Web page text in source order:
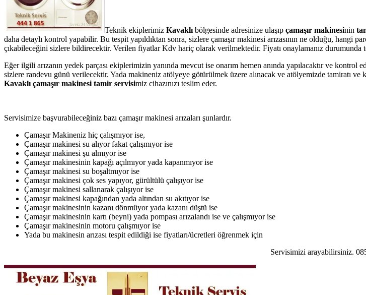
Teknik ekiplerimiz Kavaklı bölgesinde adresinize ulaşıp çamaşır makinesinin
daha detaylı kontrol yapabilir. Bu tespit yapıldıktan sonra, sizlere çamaşır makinesi arızasının ne olduğu, hangi
çıkabileceğini sizlere bildirecektir. Verilen fiyatlar Kdv hariç olarak verilmektedir. Fiyatı onaylamanız durumunda
Eğer ilgili arızanın yedek parçası ekiplerimizin yanında mevcut ise onarım hemen anında yapılacaktır ve
sizlere randevu günü verilecektir. Yada makineniz atölyeye götürülmek üzere alınacak ve atölyemizde tamiratı ve
Kavaklı çamaşır makinesi tamir servisimiz cihazınızı teslim eder.
Servisimize başvurabileceğiniz bazı çamaşır makinesi arızaları şunlardır.
Çamaşır Makineniz hiç çalışmıyor ise,
Çamaşır makinesi su alıyor fakat çalışmıyor ise
Çamaşır makinesi şu almıyor ise
Çamaşır makinesinin kapağı açılmıyor yada kapanmıyor ise
Çamaşır makinesi su boşaltmıyor ise
Çamaşır makinesi çok ses yapıyor, gürültülü çalışıyor ise
Çamaşır makinesi sallanarak çalışıyor ise
Çamaşır makinesi kapağından yada altından su akıtıyor ise
Çamaşır makinesinin kazanı dönmüyor yada kazanı düştü ise
Çamaşır makinesinin kartı (beyni) yada pompası arızalandı ise ve çalışmıyor ise
Çamaşır makinesinin motoru çalışmıyor ise
Yada bu makinesin arızası tespit edildiği ise fiyatları/ücretleri öğrenmek için
Servisimizi arayabilirsiniz.